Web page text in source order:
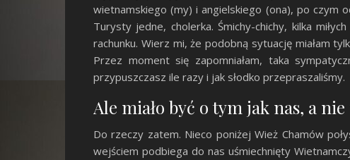
wietnamskiego (my) i angielskiego (ona), po czym
Turysty jedne, cholerka. Śmichy-chichy, kilka
rachunku. Wierz mi, że podobną sytuację miałam
Przez moment się zapomniałam, taka
przypuszczasz ile razy i jak słodko przepraszaliśmy.
Ale miało być o tym jak nas, a
Do rzeczy zatem. Nieco poniżej Wież Chamów
wejściem podbiega do nas uśmiechnięty